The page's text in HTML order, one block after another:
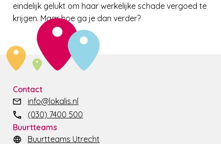
eindelijk gelukt om haar werkelijke schade vergoed te
krijgen. Maar hoe ga je dan verder?
Contact
info@lokalis.nl
(030) 7400 500
Buurtteams
Buurtteams Utrecht